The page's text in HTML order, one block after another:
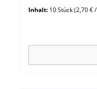
Inhalt: 10 Stück(2,70 €